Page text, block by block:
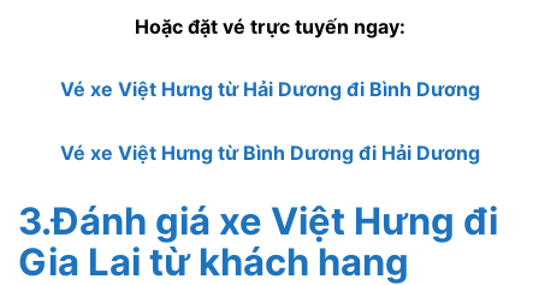
Hoặc đặt vé trực tuyến ngay:
Vé xe Việt Hưng từ Hải Dương đi Bình Dương
Vé xe Việt Hưng từ Bình Dương đi Hải Dương
3.Đánh giá xe Việt Hưng đi
Gia Lai từ khách hang